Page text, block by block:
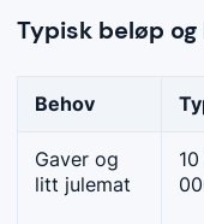
Typisk beløp
Behov
Gaver og
litt julemat